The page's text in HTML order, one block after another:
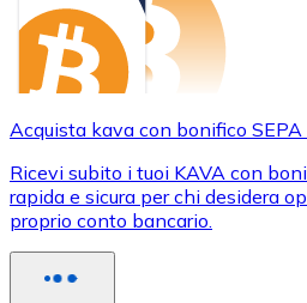
Acquista kava con bonifico
Ricevi subito i tuoi KAVA con
rapida e sicura per chi desidera
proprio conto bancario.